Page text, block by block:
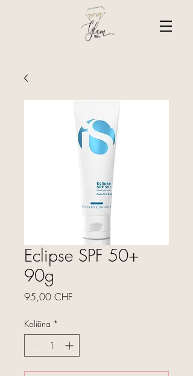
Eclipse SPF 50+
90g
95,00 CHFCijena
Količina *